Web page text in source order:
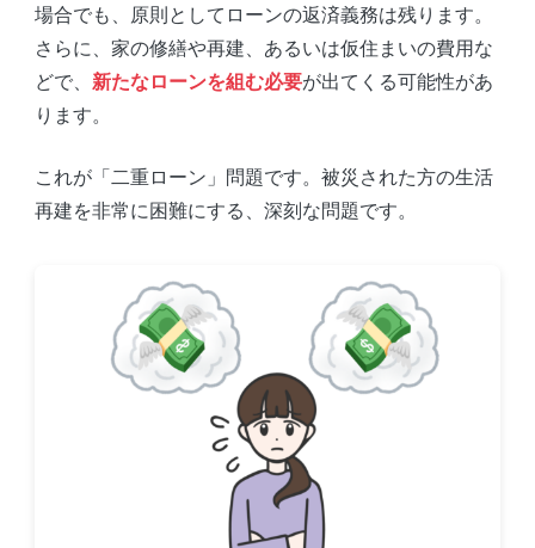
場合でも、原則としてローンの返済義務は残ります。
さらに、家の修繕や再建、あるいは仮住まいの費用な
どで、 新たなローンを組む必要が出てくる可能性があ
ります。
これが「二重ローン」問題です。被災された方の生活
再建を非常に困難にする、深刻な問題です。